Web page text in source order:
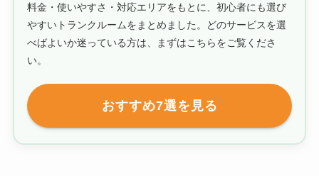
料金・使いやすさ・対応エリアをもとに、初心者にも選び
やすいトランクルームをまとめました。どのサービスを選
べばよいか迷っている方は、まずはこちらをご覧くださ
い。
おすすめ7選を見る